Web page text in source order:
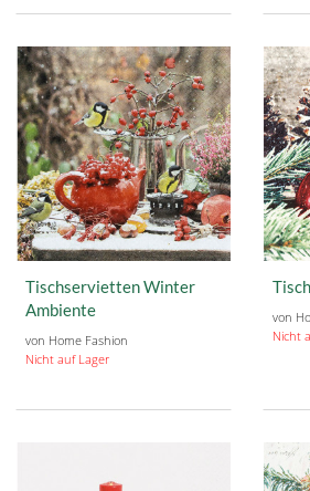
Tischservietten Winter
Ambiente
von Home Fashion
Nicht auf Lager
von
Nicht